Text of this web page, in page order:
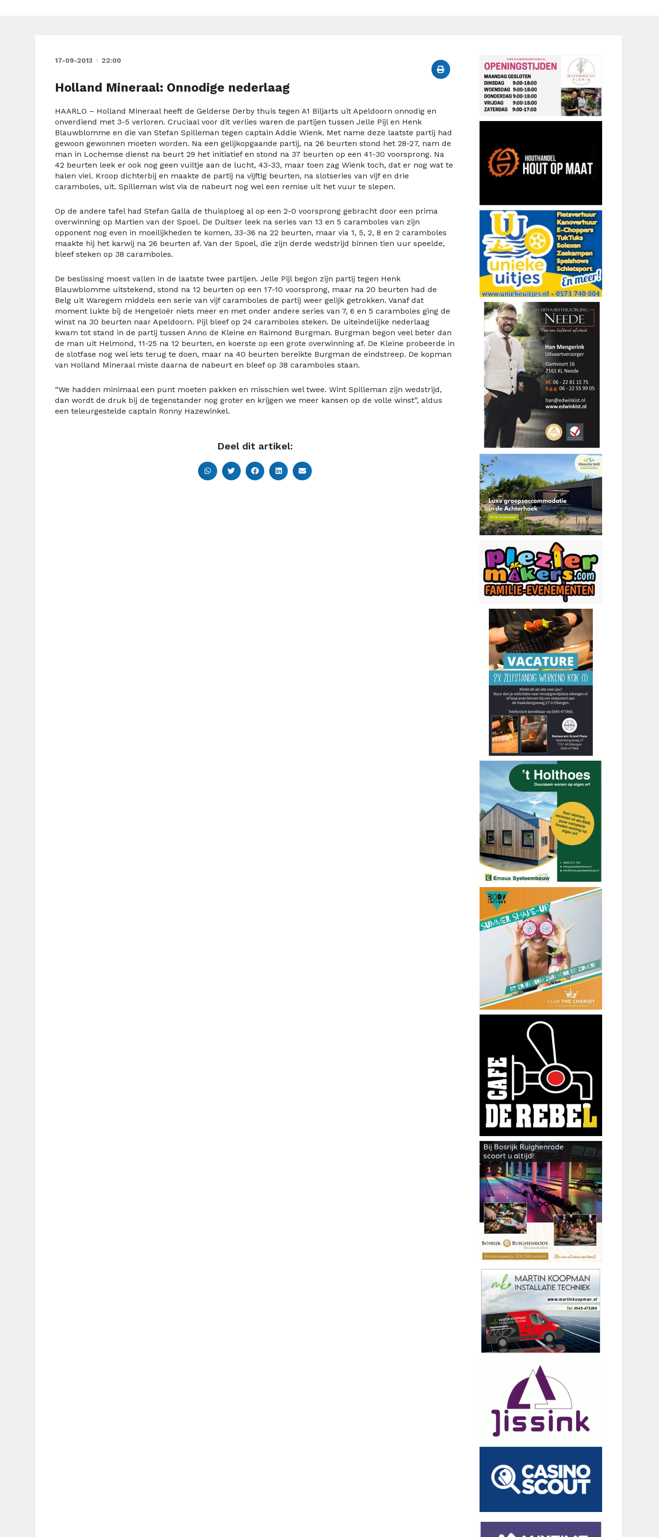
17-09-2013 22:00
Holland Mineraal: Onnodige nederlaag
HAARLO – Holland Mineraal heeft de Gelderse Derby thuis tegen A1 Biljarts uit Apeldoorn onnodig en
onverdiend met 3-5 verloren. Cruciaal voor dit verlies waren de partijen tussen Jelle Pijl en Henk
Blauwblomme en die van Stefan Spilleman tegen captain Addie Wienk. Met name deze laatste partij had
gewoon gewonnen moeten worden. Na een gelijkopgaande partij, na 26 beurten stond het 28-27, nam de
man in Lochemse dienst na beurt 29 het initiatief en stond na 37 beurten op een 41-30 voorsprong. Na
42 beurten leek er ook nog geen vuiltje aan de lucht, 43-33, maar toen zag Wienk toch, dat er nog wat te
halen viel. Kroop dichterbij en maakte de partij na vijftig beurten, na slotseries van vijf en drie
caramboles, uit. Spilleman wist via de nabeurt nog wel een remise uit het vuur te slepen.
Op de andere tafel had Stefan Galla de thuisploeg al op een 2-0 voorsprong gebracht door een prima
overwinning op Martien van der Spoel. De Duitser leek na series van 13 en 5 caramboles van zijn
opponent nog even in moeilijkheden te komen, 33-36 na 22 beurten, maar via 1, 5, 2, 8 en 2 caramboles
maakte hij het karwij na 26 beurten af. Van der Spoel, die zijn derde wedstrijd binnen tien uur speelde,
bleef steken op 38 caramboles.
De beslissing moest vallen in de laatste twee partijen. Jelle Pijl begon zijn partij tegen Henk
Blauwblomme uitstekend, stond na 12 beurten op een 17-10 voorsprong, maar na 20 beurten had de
Belg uit Waregem middels een serie van vijf caramboles de partij weer gelijk getrokken. Vanaf dat
moment lukte bij de Hengeloër niets meer en met onder andere series van 7, 6 en 5 caramboles ging de
winst na 30 beurten naar Apeldoorn. Pijl bleef op 24 caramboles steken. De uiteindelijke nederlaag
kwam tot stand in de partij tussen Anno de Kleine en Raimond Burgman. Burgman begon veel beter dan
de man uit Helmond, 11-25 na 12 beurten, en koerste op een grote overwinning af. De Kleine probeerde in
de slotfase nog wel iets terug te doen, maar na 40 beurten bereikte Burgman de eindstreep. De kopman
van Holland Mineraal miste daarna de nabeurt en bleef op 38 caramboles staan.
“We hadden minimaal een punt moeten pakken en misschien wel twee. Wint Spilleman zijn wedstrijd,
dan wordt de druk bij de tegenstander nog groter en krijgen we meer kansen op de volle winst”, aldus
een teleurgestelde captain Ronny Hazewinkel.
Deel dit artikel: